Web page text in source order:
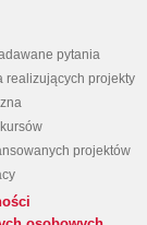
pytania
realizujących projekty
projektów